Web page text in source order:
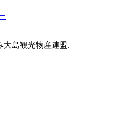
大島観光物産連盟.